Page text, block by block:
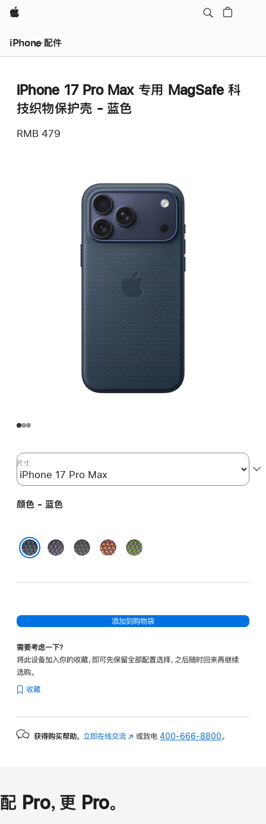
Apple
iPhone 配件
iPhone 17 Pro Max 专用 MagSafe 科
技织物保护壳 - 蓝色
RMB 479
尺寸
颜色 - 蓝色
紫
黑
赭
绿
添加到购物袋
需要考虑一下？
将此设备加入你的收藏，即可先保留全部配置选择，之后随时回来再继续
选购。
收藏
获得购买帮助， 立即在线交流 (在 或致电400-666-8800。
配 Pro，更 Pro。